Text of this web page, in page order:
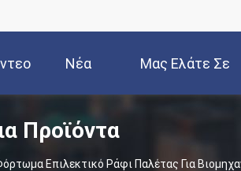
Νέα Μας Ελάτε Σε
Προϊόντα
Επιλεκτικό Ράφι Παλέτας Για